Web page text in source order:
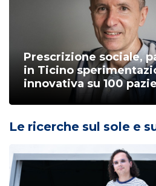
Prescrizione sociale,
in Ticino
innovativa su 100
Le ricerche sul sole e